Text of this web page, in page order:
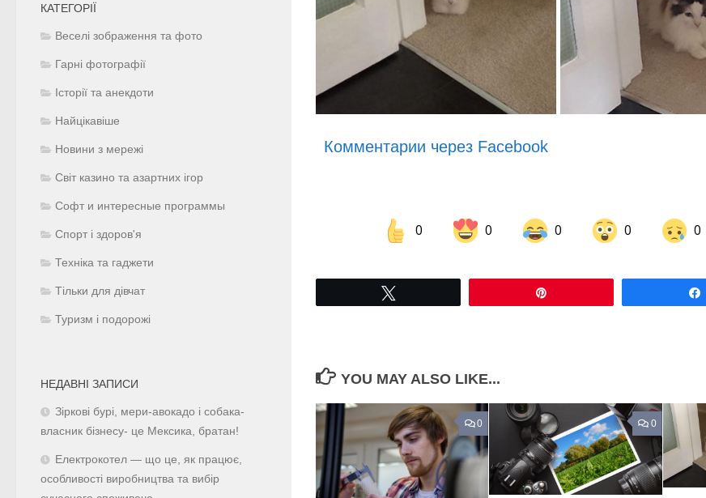
Комментарии через Facebook
0 0 0 0 0
Share on Facebook Share on LinkedIn
YOU MAY ALSO LIKE...
0 0
КАТЕГОРІЇ
Веселі зображення та фото
Гарні фотографії
Історії та анекдоти
Найцікавіше
Новини з мережі
Світ казино та азартних ігор
Софт и интересные программы
Спорт і здоров'я
Техніка та гаджети
Тільки для дівчат
Туризм і подорожі
НЕДАВНІ ЗАПИСИ
Зіркові бурі, мери-авокадо і собака-
власник бізнесу- це Мексика, братан!
Електрокотел — що це, як працює,
особливості виробництва та вибір